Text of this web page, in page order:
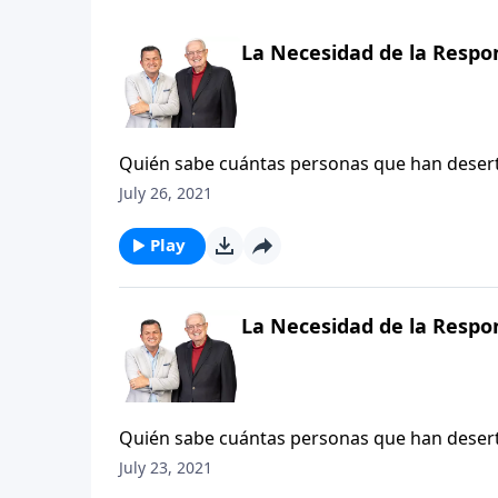
La Necesidad de la
Quién sabe cuántas personas que han
restauradas si alguien lo suficientemente
«vive y deja vivir», muchos cristianos
responsables involucra el dar cuentas de
facetas más tranquilizadoras de nuestra
July 26, 2021
Play
La Necesidad de la
Quién sabe cuántas personas que han
restauradas si alguien lo suficientemente
July 23, 2021